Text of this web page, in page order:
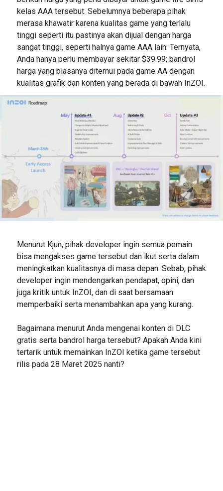
kelas AAA tersebut. Sebelumnya beberapa pihak
merasa khawatir karena kualitas game yang terlalu
tinggi seperti itu pastinya akan dijual dengan harga
sangat tinggi, seperti halnya game AAA lain. Ternyata,
Anda hanya perlu membayar sekitar $39.99; bandrol
harga yang biasanya ditemui pada game AA dengan
kualitas grafik dan konten yang berada di bawah InZOI.
Menurut Kjun, pihak developer ingin semua pemain
bisa mengakses game tersebut dan ikut serta dalam
meningkatkan kualitasnya di masa depan. Sebab, pihak
developer ingin mendengarkan pendapat, opini, dan
juga kritik untuk InZOI, dan di saat bersamaan
memperbaiki serta menambahkan apa yang kurang.
Bagaimana menurut Anda mengenai konten di DLC
gratis serta bandrol harga tersebut? Apakah Anda kini
tertarik untuk memainkan InZOI ketika game tersebut
rilis pada 28 Maret 2025 nanti?